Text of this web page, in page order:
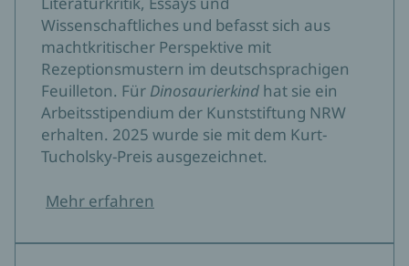
Wissenschaftliches und befasst sich aus
machtkritischer Perspektive mit
Rezeptionsmustern im deutschsprachigen
Feuilleton. Für Dinosaurierkind hat sie ein
Arbeitsstipendium der Kunststiftung NRW
erhalten. 2025 wurde sie mit dem Kurt-
Tucholsky-Preis ausgezeichnet.
Mehr erfahren